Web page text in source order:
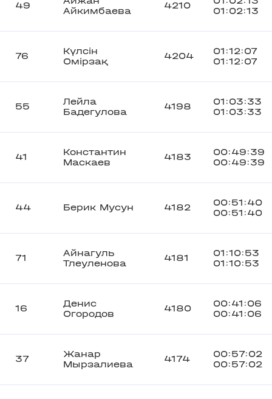
49
Айкимбаева
4210
01:02:13
76
Күлсін
Омірзақ
4204
01:12:07
01:12:07
55
Лейла
Бадегулова
4198
01:03:33
01:03:33
41
Константин
Маскаев
4183
00:49:39
00:49:39
44 Берик Мусун 4182
00:51:40
00:51:40
71
Айнагуль
Тлеуленова
4181
01:10:53
01:10:53
16
Денис
Огородов
4180
00:41:06
00:41:06
37
Жанар
Мырзалиева
4174
00:57:02
00:57:02